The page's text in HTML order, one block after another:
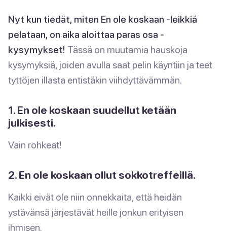
Nyt kun tiedät, miten En ole koskaan -leikkiä
pelataan, on aika aloittaa paras osa -
kysymykset! Tässä on muutamia hauskoja
kysymyksiä, joiden avulla saat pelin käyntiin ja teet
tyttöjen illasta entistäkin viihdyttävämmän.
1. En ole koskaan suudellut ketään
julkisesti.
Vain rohkeat!
2. En ole koskaan ollut sokkotreffeillä.
Kaikki eivät ole niin onnekkaita, että heidän
ystävänsä järjestävät heille jonkun erityisen
ihmisen.